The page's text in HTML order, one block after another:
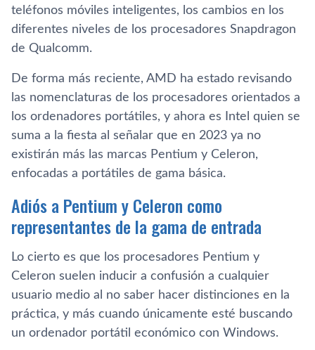
teléfonos móviles inteligentes, los cambios en los
diferentes niveles de los procesadores Snapdragon
de Qualcomm.
De forma más reciente, AMD ha estado revisando
las nomenclaturas de los procesadores orientados a
los ordenadores portátiles, y ahora es Intel quien se
suma a la fiesta al señalar que en 2023 ya no
existirán más las marcas Pentium y Celeron,
enfocadas a portátiles de gama básica.
Adiós a Pentium y Celeron como
representantes de la gama de entrada
Lo cierto es que los procesadores Pentium y
Celeron suelen inducir a confusión a cualquier
usuario medio al no saber hacer distinciones en la
práctica, y más cuando únicamente esté buscando
un ordenador portátil económico con Windows.